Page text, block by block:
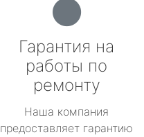
Гарантия на
работы по
ремонту
Наша компания
предоставляет гарантию